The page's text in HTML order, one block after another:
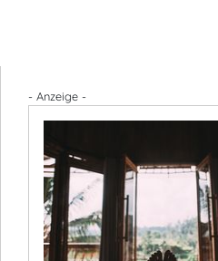
- Anzeige -